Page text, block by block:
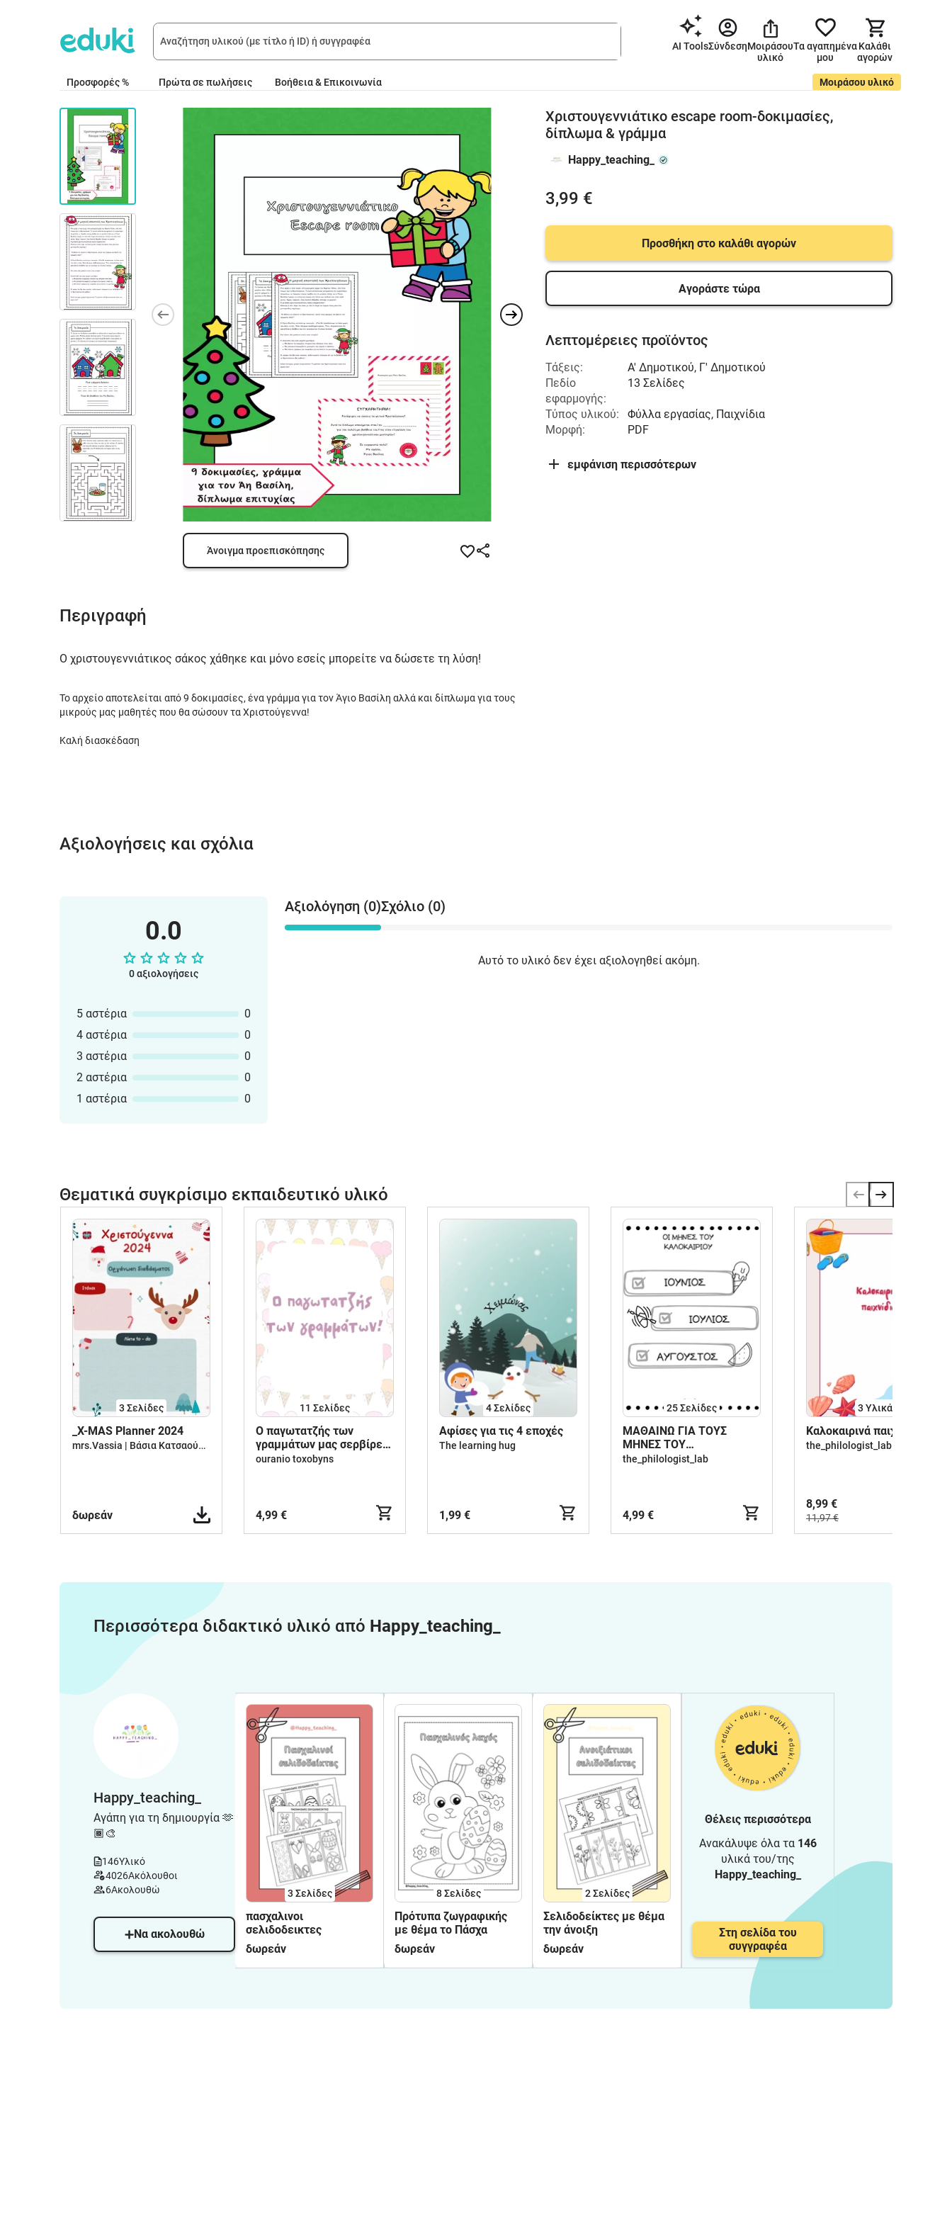
AI ToolsΣύνδεσηΜοιράσου
υλικό
Τα αγαπημένα
μου
Καλάθι
αγορών
Προσφορές % Πρώτα σε πωλήσεις Μοιράσου υλικό
Βοήθεια & Επικοινωνία
Άνοιγμα προεπισκόπησης
Περιγραφή
Ο χριστουγεννιάτικος σάκος χάθηκε και μόνο εσείς μπορείτε να δώσετε τη λύση!
Το αρχείο αποτελείται από 9 δοκιμασίες, ένα γράμμα για τον Άγιο Βασίλη αλλά και δίπλωμα για τους
μικρούς μας μαθητές που θα σώσουν τα Χριστούγεννα!
Καλή διασκέδαση
Χριστουγεννιάτικο escape room-δοκιμασίες,
δίπλωμα & γράμμα
Happy_teaching_
3,99 €
Προσθήκη στο καλάθι αγορών
Αγοράστε τώρα
Λεπτομέρειες προϊόντος
Τάξεις: Α' Δημοτικού, Γ' Δημοτικού
Πεδίο
εφαρμογής:
13 Σελίδες
Τύπος υλικού:
Φύλλα εργασίας, Παιχνίδια
Μορφή:
PDF
εμφάνιση περισσότερων
Αξιολογήσεις και σχόλια
0.0
0 αξιολογήσεις
5 αστέρια
0
4 αστέρια
0
3 αστέρια
0
2 αστέρια
0
1 αστέρια
0
Αξιολόγηση (0)Σχόλιο (0)
Αυτό το υλικό δεν έχει αξιολογηθεί ακόμη.
Θεματικά συγκρίσιμο εκπαιδευτικό υλικό
3 Σελίδες
_X-MAS Planner 2024
mrs.Vassia | Βάσια Κατσαούνου
δωρεάν
11 Σελίδες
O παγωτατζής των
γραμμάτων μας σερβίρει
κεφαλαία και πεζά!
ouranio toxobyns
4,99 €
4Σελίδες
Aφίσες για τις 4 εποχές
The learning hug
1,99 €
25Σελίδες
ΜΑΘΑΙΝΩ ΓΙΑ ΤΟΥΣ
ΜΗΝΕΣ ΤΟΥ
ΚΑΛΟΚΑΙΡΙΟΥ
the_philologist_lab
4,99 €
3 Υλικά
Καλοκαιρινά παιχνίδια
the_philologist_lab
8,99 €
11,97 €
Περισσότερα διδακτικό υλικό από Happy_teaching_
Happy_teaching_
Αγάπη για τη δημιουργία 🫶
🏾🎨
146Υλικό
4026Ακόλουθοι
6Ακολουθώ
Να ακολουθώ
3 Σελίδες
πασχαλινοι
σελιδοδεικτες
δωρεάν
8Σελίδες
Πρότυπα ζωγραφικής
με θέμα το Πάσχα
δωρεάν
2Σελίδες
Σελιδοδείκτες με θέμα
την άνοιξη
δωρεάν
Θέλεις περισσότερα
Ανακάλυψε όλα τα 146
υλικά του/της
Happy_teaching_
Στη σελίδα του
συγγραφέα